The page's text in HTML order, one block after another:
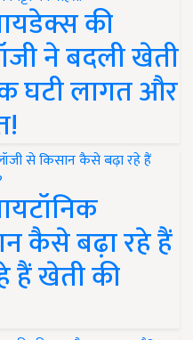
की
ने बदली खेती
घटी लागत और
कैसे बढ़ा रहे हैं
हैं खेती की